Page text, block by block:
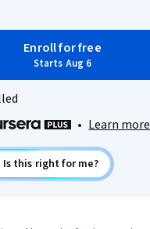
Enroll for free
Starts Aug 6
• Learn more
Is this right for me?